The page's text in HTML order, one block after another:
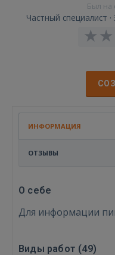
Был на
Частный специалист
ИНФОРМАЦИЯ
ОТЗЫВЫ
О себе
Для информации
Виды работ (49)